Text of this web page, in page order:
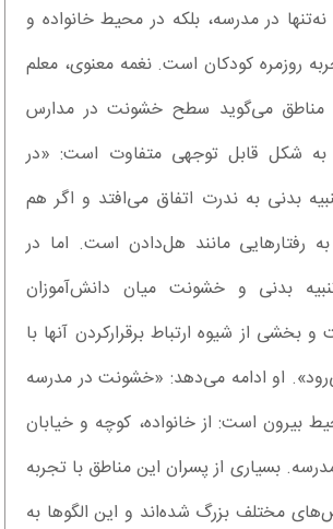
در مدرسه، بلکه در محیط خانواده و
روزمره کودکان است. نغمه معنوی، معلم
مناطق می‌گوید سطح خشونت در مدارس
به شکل قابل توجهی متفاوت است: «در
بدنی به ندرت اتفاق می‌افتد و اگر هم
رفتار‌هایی مانند هل‌دادن است. اما در
بدنی و خشونت میان دانش‌آموزان
از شیوه ارتباط برقرارکردن آنها با
او ادامه می‌دهد: «خشونت در مدرسه
بیرون است: از خانواده، کوچه و خیابان
بسیاری از پسران این مناطق با تجربه
مختلف بزرگ شده‌اند و این الگو‌ها به